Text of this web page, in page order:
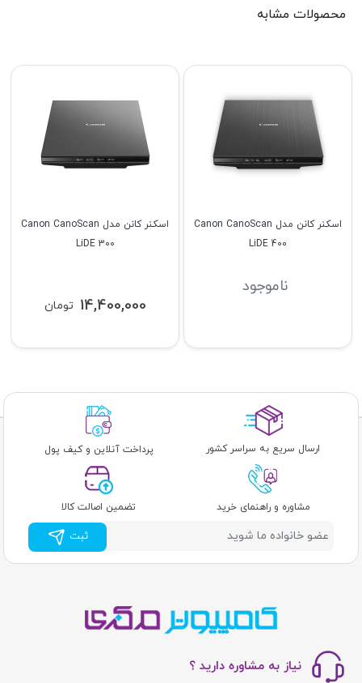
محصولات مشابه
اسکنر کانن مدل Canon CanoScan
LiDE 300
تومان 14,400,000
اسکنر کانن مدل Canon CanoScan
LiDE 400
ناموجود
ارسال سریع به سراسر کشور پرداخت آنلاین و کیف پول
مشاوره و راهنمای خرید تضمین اصالت کالا
ثبت
نیاز به مشاوره دارید ؟